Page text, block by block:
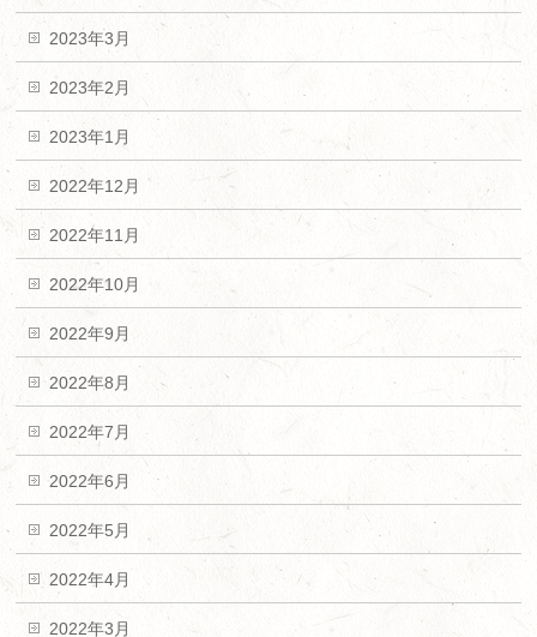
2023年3月
2023年2月
2023年1月
2022年12月
2022年11月
2022年10月
2022年9月
2022年8月
2022年7月
2022年6月
2022年5月
2022年4月
2022年3月